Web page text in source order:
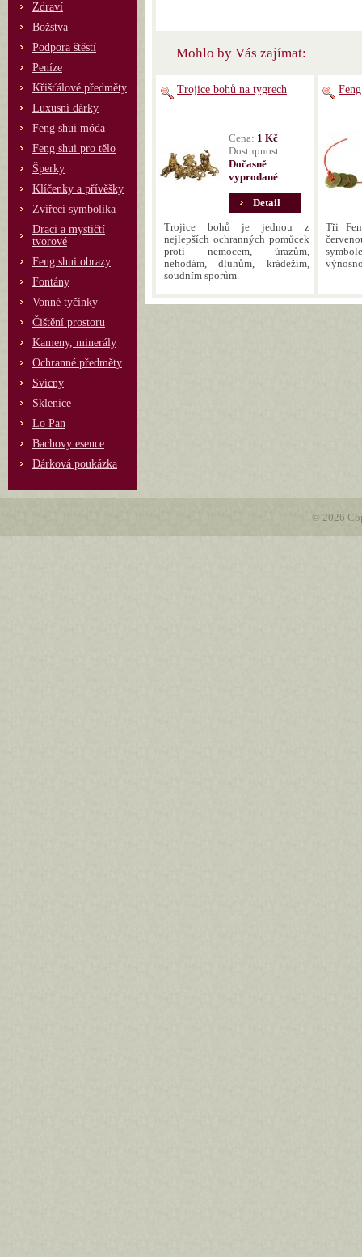
Zdraví
Božstva
Podpora štěstí
Peníze
Křišťálové předměty
Luxusní dárky
Feng shui móda
Feng shui pro tělo
Šperky
Klíčenky a přívěšky
Zvířecí symbolika
Draci a mystičtí
tvorové
Feng shui obrazy
Fontány
Vonné tyčinky
Čištění prostoru
Kameny, minerály
Ochranné předměty
Svícny
Sklenice
Lo Pan
Bachovy esence
Dárková poukázka
Mohlo by Vás zajímat:
Trojice bohů na tygrech
Cena: 1 Kč
Dostupnost:
Dočasně
vyprodané
Detail
Trojice bohů je jednou z
nejlepších ochranných pomůcek
proti nemocem, úrazům,
nehodám, dluhům, krádežím,
soudním sporům.
Tři
© 2026